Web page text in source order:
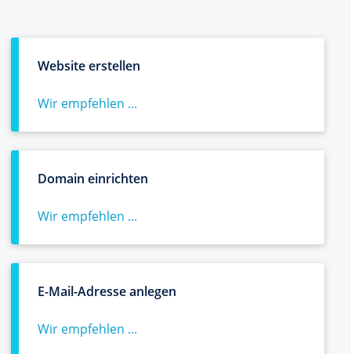
Website erstellen
Wir empfehlen ...
Domain einrichten
Wir empfehlen ...
E-Mail-Adresse anlegen
Wir empfehlen ...